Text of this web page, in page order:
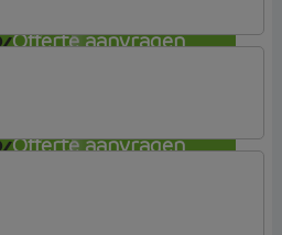
Offerte aanvragen
Offerte aanvragen
Korting)